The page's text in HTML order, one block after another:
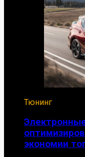
Тюнинг
экономии